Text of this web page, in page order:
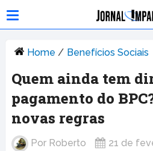
Home / Benefícios Sociais
Quem ainda tem
pagamento do
novas regras
Por Roberto 21 de